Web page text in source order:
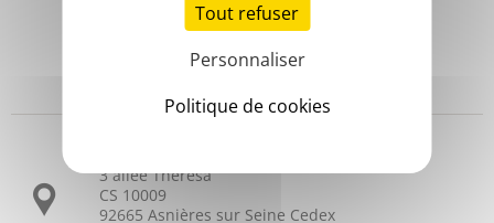
Headquarters
3 allée Thérésa
CS 10009
92665 Asnières sur Seine Cedex
Tout refuser
Personnaliser
Politique de cookies